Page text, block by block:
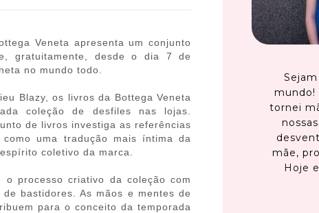
Veneta apresenta um conjunto
gratuitamente, desde o dia 7 de
no mundo todo.
Blazy, os livros da Bottega Veneta
coleção de desfiles nas lojas.
de livros investiga as referências
uma tradução mais íntima da
coletivo da marca.
processo criativo da coleção com
bastidores. As mãos e mentes de
para o conceito da temporada
mundo!
tornei
mãe,
Hoje